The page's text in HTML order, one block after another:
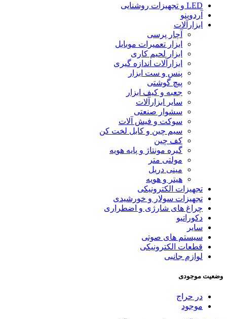
LED و تجهیزات روشنایی
آردوینو
ابزارآلات
آچار پرسی
ابزار تعمیرات موبایل
ابزار لحیم کاری
ابزارآلات اندازه گیری
پنس و ست ابزار
پیچ گوشتی
جعبه و کیف ابزار
سایر ابزارآلات
سشوار صنعتی
سوکت و فیش آلات
سیم چین و کابل لخت کن
کف چین
گیره مونتاژ و پایه هویه
مولتی متر
مینی دریل
هیتر و هویه
تجهیزات الکترونیکی
تجهیزات سولار و خورشیدی
چراغ های شارژی و اضطراری
دکوراتیو
سایر
سیستم های صوتی
قطعات الکترونیکی
لوازم جانبی
وضعیت موجودی
در حراج
موجود